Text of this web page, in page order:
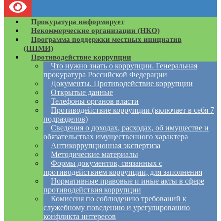
Прокуратура информирует
Некоммерческие организации (НКО)
Программа поддержки местных инициатив
(ППМИ)
Противодействие коррупции
Что нужно знать о коррупции. Генеральная
прокуратура Российской Федерации
Документы. Противодействие коррупции
Открытые данные
Телефоны органов власти
Противодействие коррупции (включает в себя 7
подразделов)
Сведения о доходах, расходах, об имуществе и
обязательствах имущественного характера
Антикоррупционная экспертиза
Методические материалы
Формы документов, связанных с
противодействием коррупции, для заполнения
Нормативные правовые и иные акты в сфере
противодействия коррупции
Комиссия по соблюдению требований к
служебному поведению и урегулированию
конфликта интересов